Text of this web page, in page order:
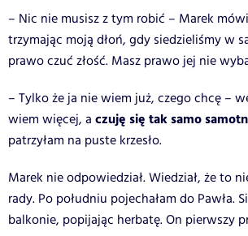
– Nic nie musisz z tym robić – Marek
trzymając moją dłoń, gdy siedzieliśmy w
prawo czuć złość. Masz prawo jej nie
– Tylko że ja nie wiem już, czego chcę –
wiem więcej, a czuję się tak samo
patrzyłam na puste krzesło.
Marek nie odpowiedział. Wiedział, że to
rady. Po południu pojechałam do Pawła.
balkonie, popijając herbatę. On pierwszy